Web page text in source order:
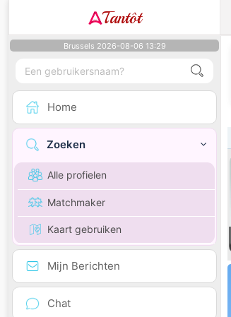
Tantôt
Brussels 2026-08-06 13:29
Home
Zoeken
Alle profielen
Matchmaker
Kaart gebruiken
Mijn Berichten
Chat